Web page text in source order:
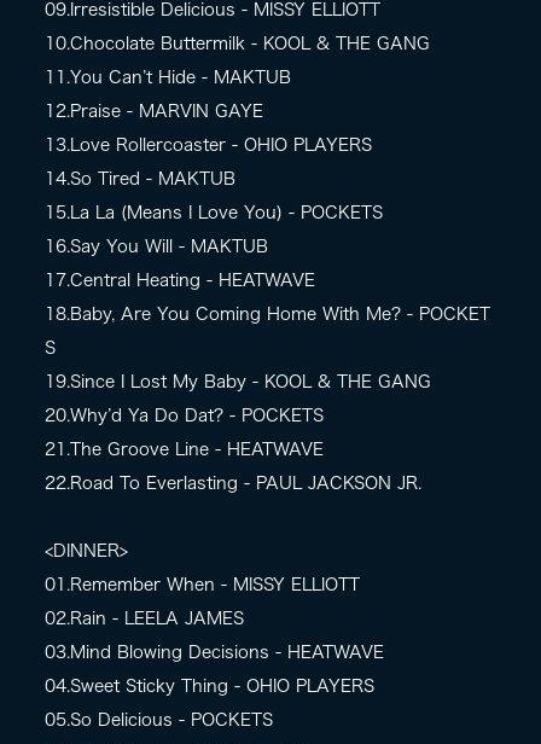
09.Irresistible Delicious - MISSY ELLIOTT
10.Chocolate Buttermilk - KOOL & THE GANG
11.You Can’t Hide - MAKTUB
12.Praise - MARVIN GAYE
13.Love Rollercoaster - OHIO PLAYERS
14.So Tired - MAKTUB
15.La La (Means I Love You) - POCKETS
16.Say You Will - MAKTUB
17.Central Heating - HEATWAVE
18.Baby, Are You Coming Home With Me? - POCKET
S
19.Since I Lost My Baby - KOOL & THE GANG
20.Why’d Ya Do Dat? - POCKETS
21.The Groove Line - HEATWAVE
22.Road To Everlasting - PAUL JACKSON JR.
<DINNER>
01.Remember When - MISSY ELLIOTT
02.Rain - LEELA JAMES
03.Mind Blowing Decisions - HEATWAVE
04.Sweet Sticky Thing - OHIO PLAYERS
05.So Delicious - POCKETS